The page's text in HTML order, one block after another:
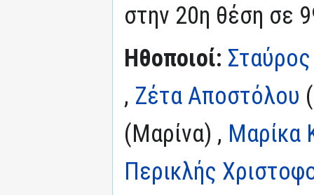
στην 20η θέση σε
Ηθοποιοί:
, Ζέτα Αποστόλου
(Μαρίνα) , Μαρίκα
Περικλής